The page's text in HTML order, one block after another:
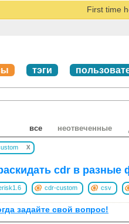
First time
тэги
все неотвеченные
x
cdr в
cdr-custom csv
задайте свой вопрос!